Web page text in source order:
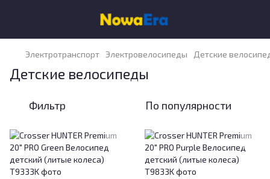
Электротранспорт Электровелосипеды Детские
Детские велосипеды
Фильтр По популярности